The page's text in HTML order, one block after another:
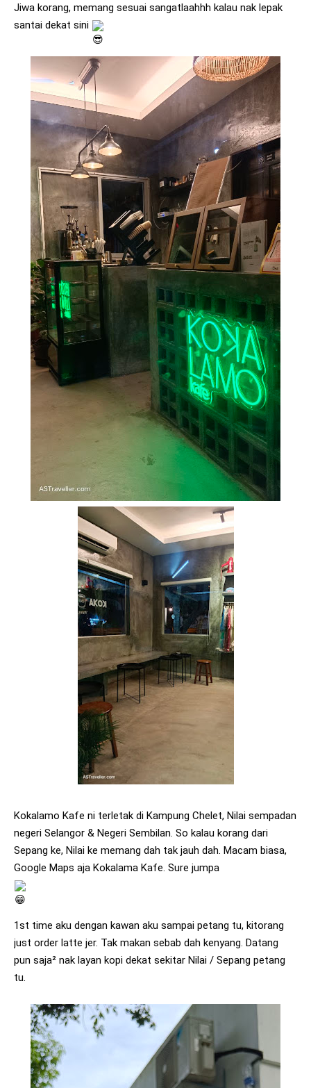
Jiwa korang, memang sesuai sangatlaahhh kalau nak lepak
santai dekat sini
Kokalamo Kafe ni terletak di Kampung Chelet, Nilai sempadan
negeri Selangor & Negeri Sembilan. So kalau korang dari
Sepang ke, Nilai ke memang dah tak jauh dah. Macam biasa,
Google Maps aja Kokalama Kafe. Sure jumpa
1st time aku dengan kawan aku sampai petang tu, kitorang
just order latte jer. Tak makan sebab dah kenyang. Datang
pun saja² nak layan kopi dekat sekitar Nilai / Sepang petang
tu.